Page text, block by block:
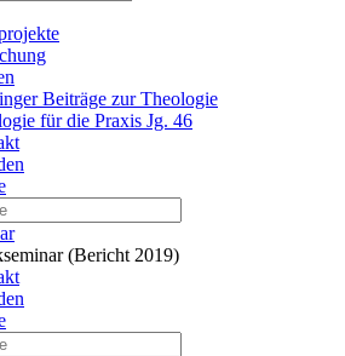
Beiträge zur Theologie
für die Praxis Jg. 46
(Bericht 2019)